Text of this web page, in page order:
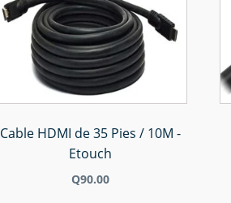
Cable HDMI de 35 Pies / 10M -
Etouch
Q90.00